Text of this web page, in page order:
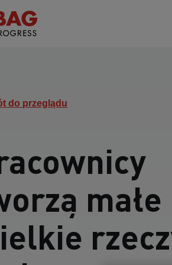
do przeglądu
małe